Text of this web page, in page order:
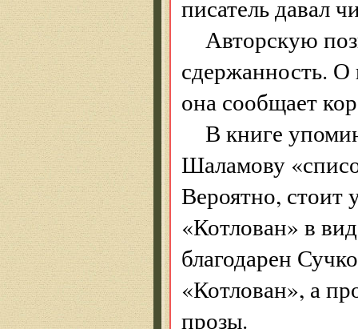
писатель давал
Авторскую
сдержанность.
она сообщает
В книге
Шаламову
Вероятно, стоит
«Котлован» в
благодарен
«Котлован», а
прозы.